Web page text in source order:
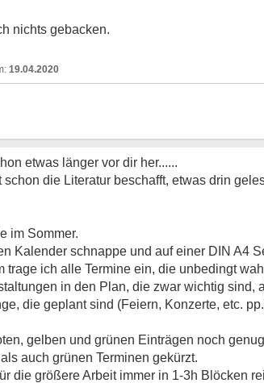
nichts gebacken.
19.04.2020
etwas länger vor dir her......
die Literatur beschafft, etwas drin
im Sommer.
Kalender schnappe und auf einer DIN A4
trage ich alle Termine ein, die unbedingt
in den Plan, die zwar wichtig sind,
die geplant sind (Feiern, Konzerte, etc.
gelben und grünen Einträgen noch
auch grünen Terminen gekürzt.
die größere Arbeit immer in 1-3h Blöcken